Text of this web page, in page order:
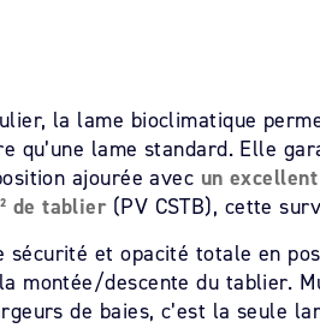
la lame bioclimatique
qu’une lame standard. Elle
ajourée avec un
de tablier(PV CSTB), cette
sécurité et opacité totale en
montée/descente du
de baies, c’est la seule